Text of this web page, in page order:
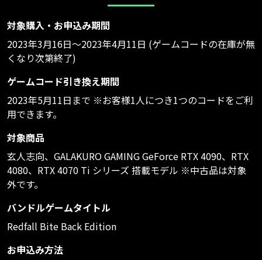
対象購入・お申込み期間
2023年3月16日～2023年4月11日 (ゲームコードの在庫が無
くなり次第終了)
ゲームコード引き換え期間
2023年5月11日まで ※お客様1人につき1つのコードをご利
用できます。
対象商品
玄人志向、GALAKURO GAMING GeForce RTX 4090、RTX
4080、RTX 4070 Ti シリーズ 搭載モデル ※中古品は対象
外です。
バンドルゲームタイトル
Redfall Bite Back Edition
お申込み方法